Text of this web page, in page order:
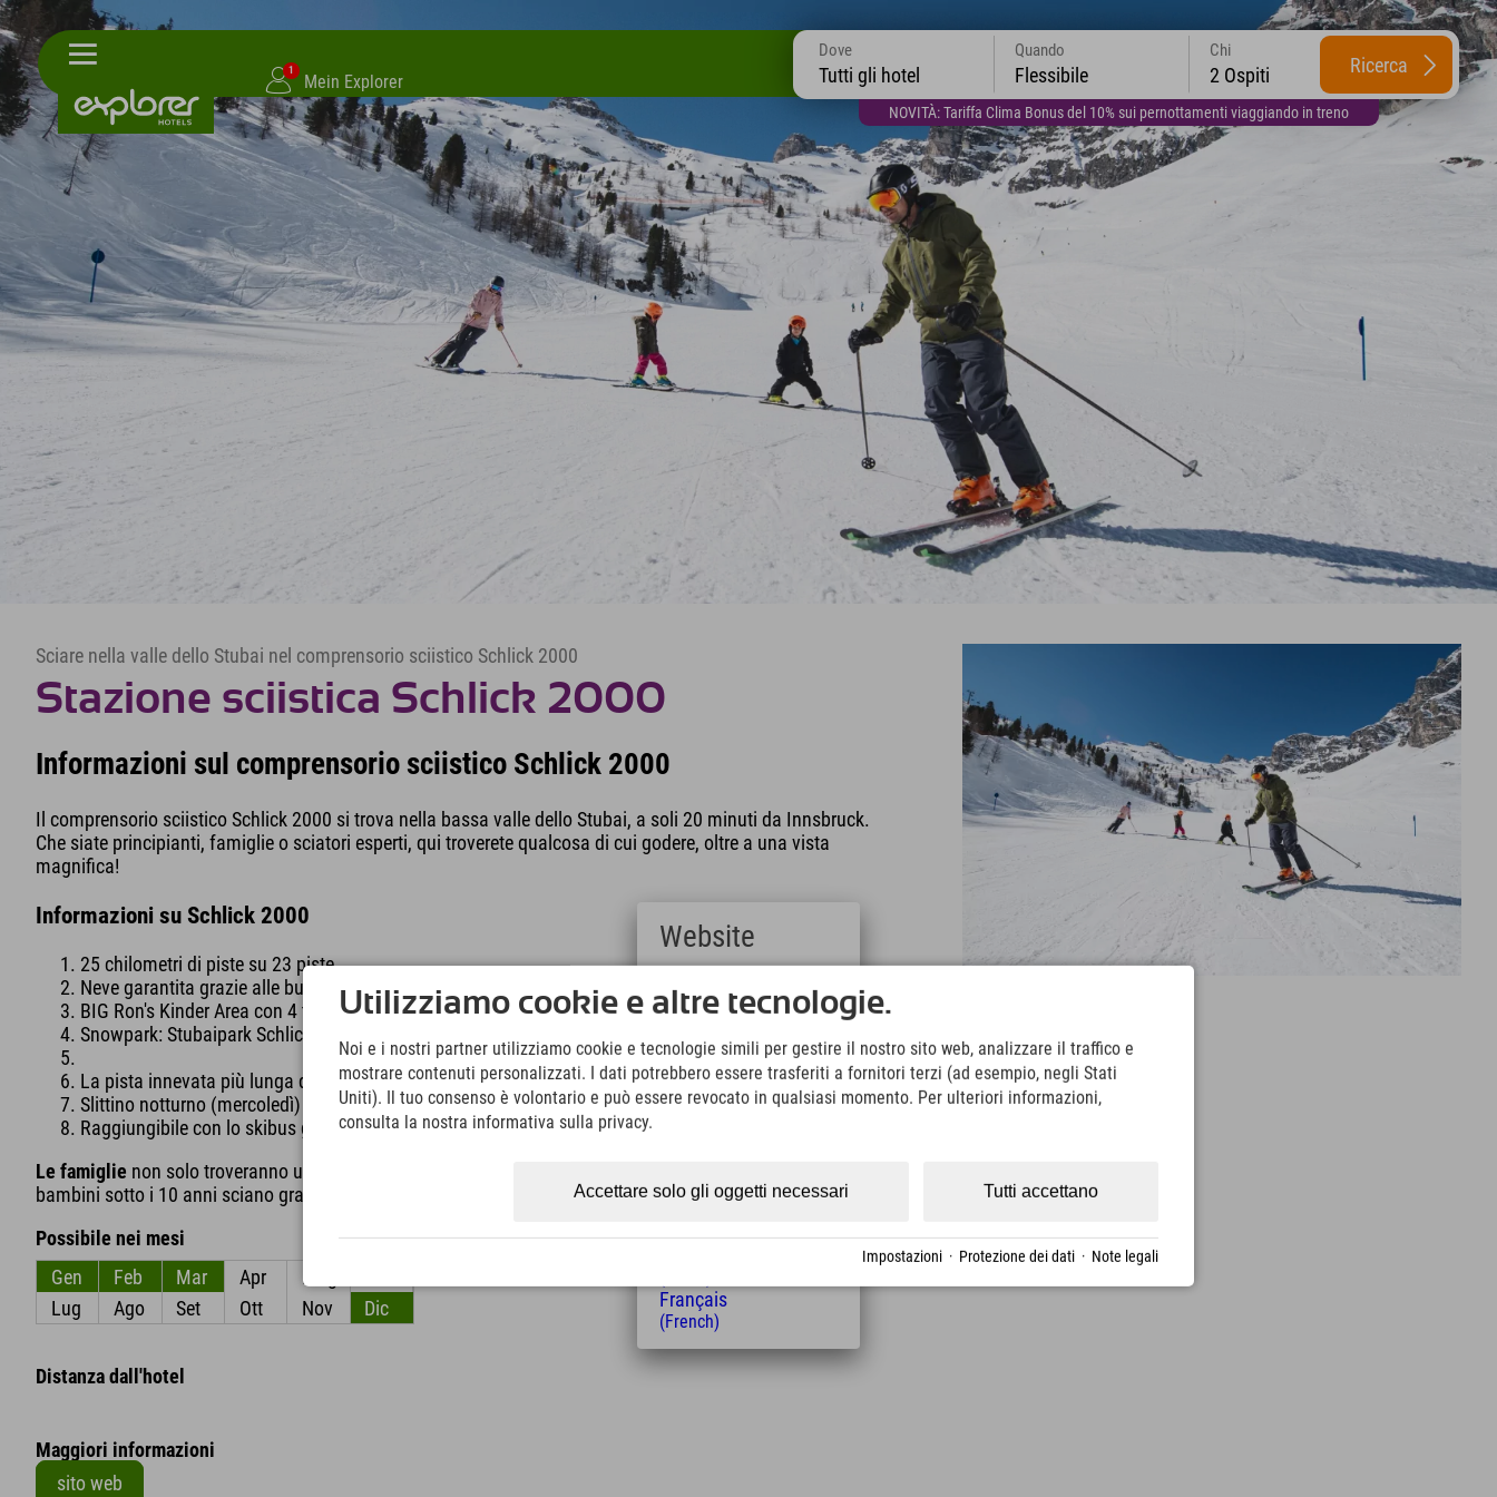
1
Mein Explorer
NOVITÀ: Tariffa Clima Bonus del 10% sui pernottamenti viaggiando in treno
Dove
Tutti gli hotel
Quando
Flessibile
Chi
2 Ospiti Ricerca
Sciare nella valle dello Stubai nel comprensorio sciistico Schlick 2000
Stazione sciistica Schlick 2000
Informazioni sul comprensorio sciistico Schlick 2000
Il comprensorio sciistico Schlick 2000 si trova nella bassa valle dello Stubai, a soli 20 minuti da Innsbruck.
Che siate principianti, famiglie o sciatori esperti, qui troverete qualcosa di cui godere, oltre a una vista
magnifica!
Informazioni su Schlick 2000
25 chilometri di piste su 23 piste
Neve garantita grazie alle buone condizioni di neve naturale e all'innevamento programmato
BIG Ron's Kinder Area con 4 tappeti magici, caroselli sciistici e molto altro.
Snowpark: Stubaipark Schlick 2000
La pista innevata più lunga della valle dello Stubai (3 km)
Slittino notturno (mercoledì)
Raggiungibile con lo skibus gratuito, parcheggio disponibile in loco
Le famiglie non solo troveranno un'area per bambini di prima classe e una sala speciale per i più piccoli, ma i
bambini sotto i 10 anni sciano gratis (accompagnati da un adulto pagante)!
Possibile nei mesi
Gen
Feb Mar Apr Mag
Lug
Ago Set Ott Nov Dic
Distanza dall'hotel
Maggiori informazioni
sito web
Utilizziamo cookie e altre tecnologie.
Noi e i nostri partner utilizziamo cookie e tecnologie simili per gestire il nostro sito web, analizzare il traffico e
mostrare contenuti personalizzati. I dati potrebbero essere trasferiti a fornitori terzi (ad esempio, negli Stati
Uniti). Il tuo consenso è volontario e può essere revocato in qualsiasi momento. Per ulteriori informazioni,
consulta la nostra informativa sulla privacy.
Tutti accettano
Accettare solo gli oggetti necessari
Impostazioni · Protezione dei dati · Note legali
Website
Deutsch
(German)
(English)
Italiano
(Italian)
(Polish)
(Hungarian)
Français
(French)